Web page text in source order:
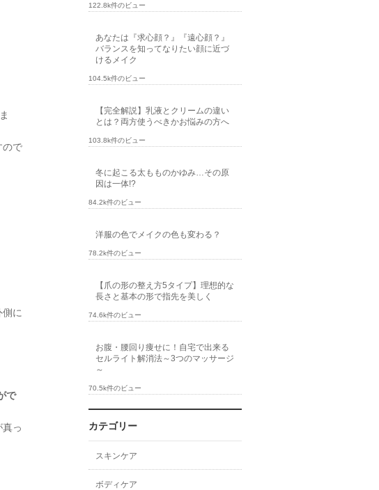
ので
に
で
っ
122.8k件のビュー
あなたは『求心顔？』『遠心顔？』
バランスを知ってなりたい顔に近づ
けるメイク
104.5k件のビュー
【完全解説】乳液とクリームの違い
とは？両方使うべきかお悩みの方へ
103.8k件のビュー
冬に起こる太もものかゆみ…その原
因は一体!?
84.2k件のビュー
洋服の色でメイクの色も変わる？
78.2k件のビュー
【爪の形の整え方5タイプ】理想的な
長さと基本の形で指先を美しく
74.6k件のビュー
お腹・腰回り痩せに！自宅で出来る
セルライト解消法～3つのマッサージ
～
70.5k件のビュー
カテゴリー
スキンケア
ボディケア